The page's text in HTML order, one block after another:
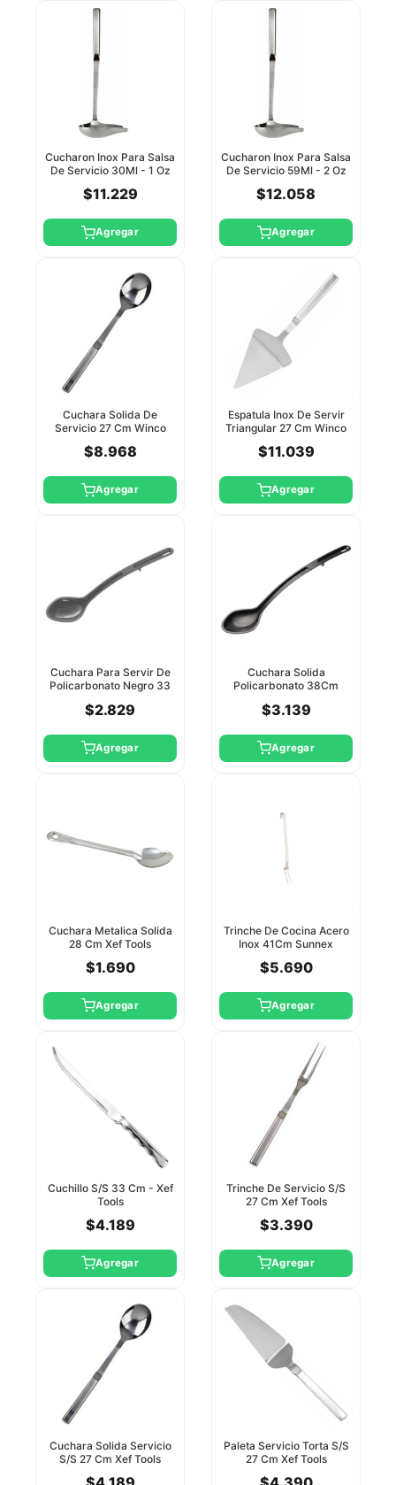
Cucharon Inox Para Salsa
De Servicio 30Ml - 1 Oz
$11.229
Agregar
Cucharon Inox Para Salsa
De Servicio 59Ml - 2 Oz
$12.058
Agregar
Cuchara Solida De
Servicio 27 Cm Winco
$8.968
Agregar
Espatula Inox De Servir
Triangular 27 Cm Winco
$11.039
Agregar
Cuchara Para Servir De
Policarbonato Negro 33
$2.829
Agregar
Cuchara Solida
Policarbonato 38Cm
$3.139
Agregar
Cuchara Metalica Solida
28 Cm Xef Tools
$1.690
Agregar
Trinche De Cocina Acero
Inox 41Cm Sunnex
$5.690
Agregar
Cuchillo S/S 33 Cm - Xef
Tools
$4.189
Agregar
Trinche De Servicio S/S
27 Cm Xef Tools
$3.390
Agregar
Cuchara Solida Servicio
S/S 27 Cm Xef Tools
Paleta Servicio Torta S/S
27 Cm Xef Tools